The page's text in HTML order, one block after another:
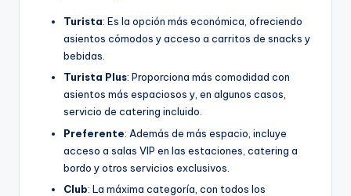
Turista: Es la opción más económica, ofreciendo
asientos cómodos y acceso a carritos de snacks y
bebidas.
Turista Plus: Proporciona más comodidad con
asientos más espaciosos y, en algunos casos,
servicio de catering incluido.
Preferente: Además de más espacio, incluye
acceso a salas VIP en las estaciones, catering a
bordo y otros servicios exclusivos.
Club: La máxima categoría, con todos los